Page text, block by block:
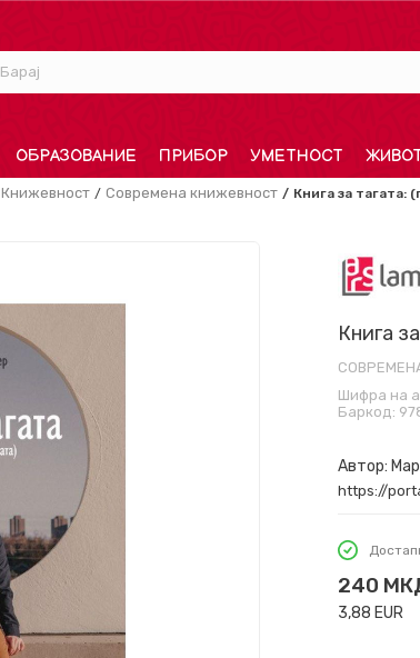
Барај
ОБРАЗОВАНИЕ ПРИБОР УМЕТНОСТ
Книжевност Современа книжевност Книга за тагата:
Книга
Шифра на
Баркод:
Автор:
https://
240
3,88 EUR